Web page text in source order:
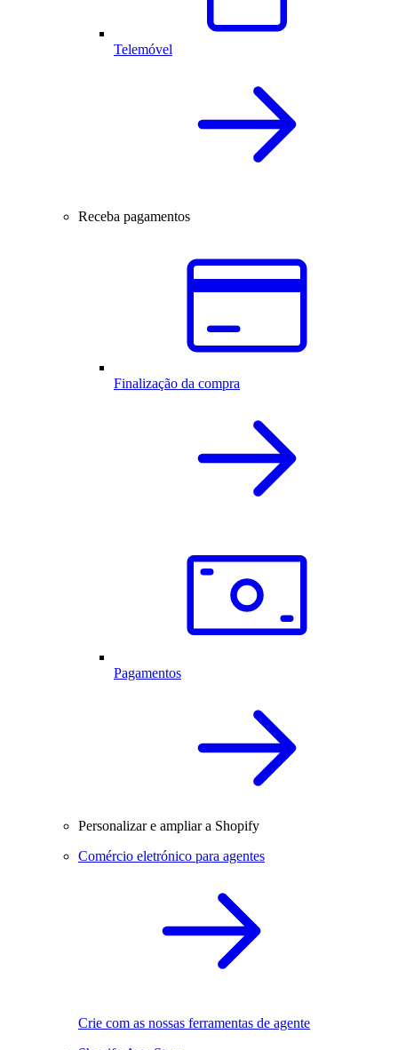
Telemóvel
Receba pagamentos
Finalização da compra
Pagamentos
Personalizar e ampliar a Shopify
Comércio eletrónico para agentes
Crie com as nossas ferramentas de agente